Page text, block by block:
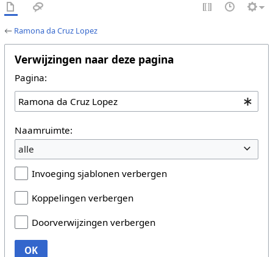
← Ramona da Cruz Lopez
Verwijzingen naar deze pagina
Pagina:
Naamruimte:
alle
Invoeging sjablonen verbergen
Koppelingen verbergen
Doorverwijzingen verbergen
OK